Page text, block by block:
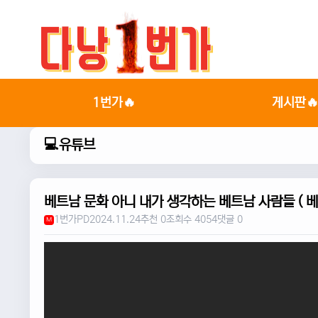
1번가🔥 게시판🔥
💻유튜브
베트남 문화 아니 내가 생각하는 베트남 사람들
M 1번가PD2024.11.24추천 0조회수 4054댓글 0